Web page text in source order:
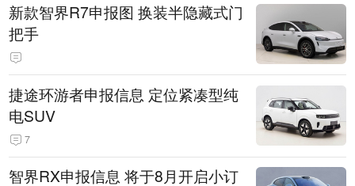
新款智界R7申报图 换装半隐藏式门
把手
捷途环游者申报信息 定位紧凑型纯
电SUV
7
智界RX申报信息 将于8月开启小订